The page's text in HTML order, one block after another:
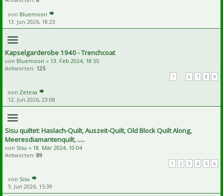
von Bluemoon
13. Jun 2026, 18:23
Kapselgarderobe 1940 - Trenchcoat
von Bluemoon « 13. Feb 2024, 18:55
Antworten: 125
1 6 7 8 9
von Zetesa
12. Jun 2026, 23:08
Sisu quiltet: Haslach-Quilt, Auszeit-Quilt, Old Block Quilt Along,
Meeresdiamantenquilt, .....
von Sisu « 18. Mär 2024, 10:04
Antworten: 89
1 2 3 4 5 6
von Sisu
5. Jun 2026, 15:39